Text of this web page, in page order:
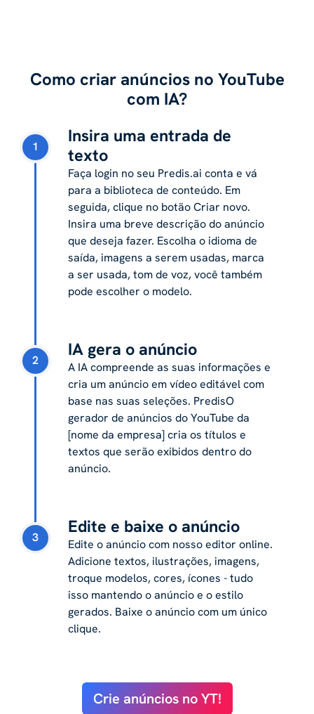
Como criar anúncios no YouTube
com IA?
1
Insira uma entrada de
texto
Faça login no seu Predis.ai conta e vá
para a biblioteca de conteúdo. Em
seguida, clique no botão Criar novo.
Insira uma breve descrição do anúncio
que deseja fazer. Escolha o idioma de
saída, imagens a serem usadas, marca
a ser usada, tom de voz, você também
pode escolher o modelo.
2
IA gera o anúncio
A IA compreende as suas informações e
cria um anúncio em vídeo editável com
base nas suas seleções. PredisO
gerador de anúncios do YouTube da
[nome da empresa] cria os títulos e
textos que serão exibidos dentro do
anúncio.
3
Edite e baixe o anúncio
Edite o anúncio com nosso editor online.
Adicione textos, ilustrações, imagens,
troque modelos, cores, ícones - tudo
isso mantendo o anúncio e o estilo
gerados. Baixe o anúncio com um único
clique.
Crie anúncios no YT!